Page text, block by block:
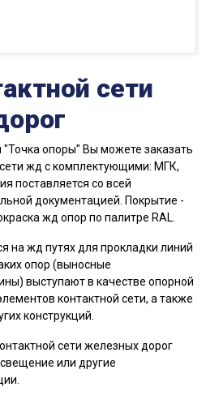
сети
опоры" Вы можете заказать
жд с комплектующими: МГК,
поставляется со всей
документацией. Покрытие -
жд опор по палитре RAL.
на жд путях для прокладки линий
опор (выносные
выступают в качестве опорной
контактной сети, а также
конструкций.
сети железных дорог
или другие